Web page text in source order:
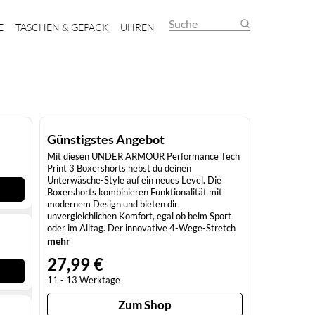
TASCHEN & GEPÄCK UHREN Suche
Günstigstes Angebot
Mit diesen UNDER ARMOUR Performance Tech
Print 3 Boxershorts hebst du deinen
Unterwäsche-Style auf ein neues Level. Die
Boxershorts kombinieren Funktionalität mit
modernem Design und bieten dir
unvergleichlichen Komfort, egal ob beim Sport
oder im Alltag. Der innovative 4-Wege-Stretch
sorgt dafür, dass du dich frei bewegen kannst,
optimale Belüftung an den entscheidenden
Stellen sorgen. Hoher Tragekomfort für jeden
Tag Diese Boxershorts sind so konzipiert, dass
sie dir den ganzen Tag über ein angenehmes
Tragegefühl bieten. Der elastische
mehr
27,99 €
11 - 13 Werktage
Zum Shop